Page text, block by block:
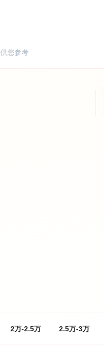
您参考
2万-2.5万 2.5万-3万